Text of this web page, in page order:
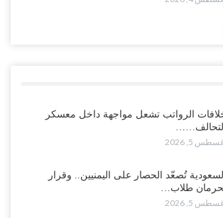
استقالته.. والخلافات تعصف بالرئاسي وصراع
أهم سواحل اليمن على البحر…
الرواتب تشعل مواجهة داخل معسكر
التحالف……
5, 2026
تُصعّد الحصار على اليمنيين.. وقرار
طلاب…
5, 2026